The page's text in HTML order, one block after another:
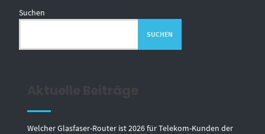
Suchen
SUCHEN
Welcher Glasfaser-Router ist 2026 für Telekom-Kunden der